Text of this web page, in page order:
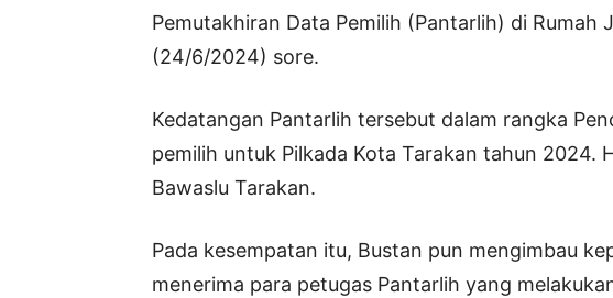
Pemutakhiran Data Pemilih (Pantarlih) di Rumah
(24/6/2024) sore.
Kedatangan Pantarlih tersebut dalam rangka
pemilih untuk Pilkada Kota Tarakan tahun 2024.
Bawaslu Tarakan.
Pada kesempatan itu, Bustan pun mengimbau
menerima para petugas Pantarlih yang